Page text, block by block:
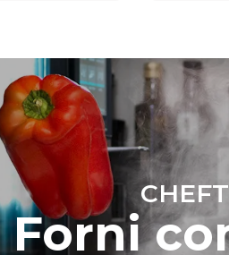
Stima
settimanali
Forni